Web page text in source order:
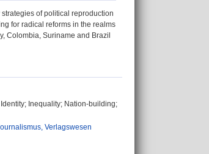
of political reproduction
for radical reforms in the realms
Colombia, Suriname and Brazil
Inequality; Nation-building;
Verlagswesen